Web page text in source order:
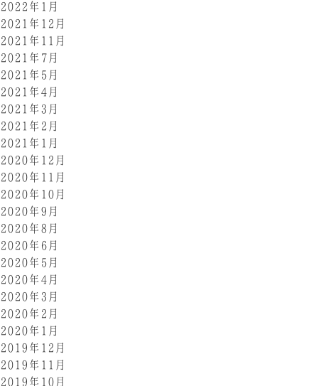
2022年1月
2021年12月
2021年11月
2021年7月
2021年5月
2021年4月
2021年3月
2021年2月
2021年1月
2020年12月
2020年11月
2020年10月
2020年9月
2020年8月
2020年6月
2020年5月
2020年4月
2020年3月
2020年2月
2020年1月
2019年12月
2019年11月
2019年10月